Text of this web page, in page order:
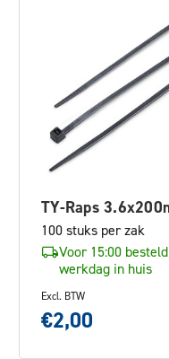
TY-Raps
100 stuks per zak
Voor 15:00
werkdag in huis
Excl. BTW
€2,00